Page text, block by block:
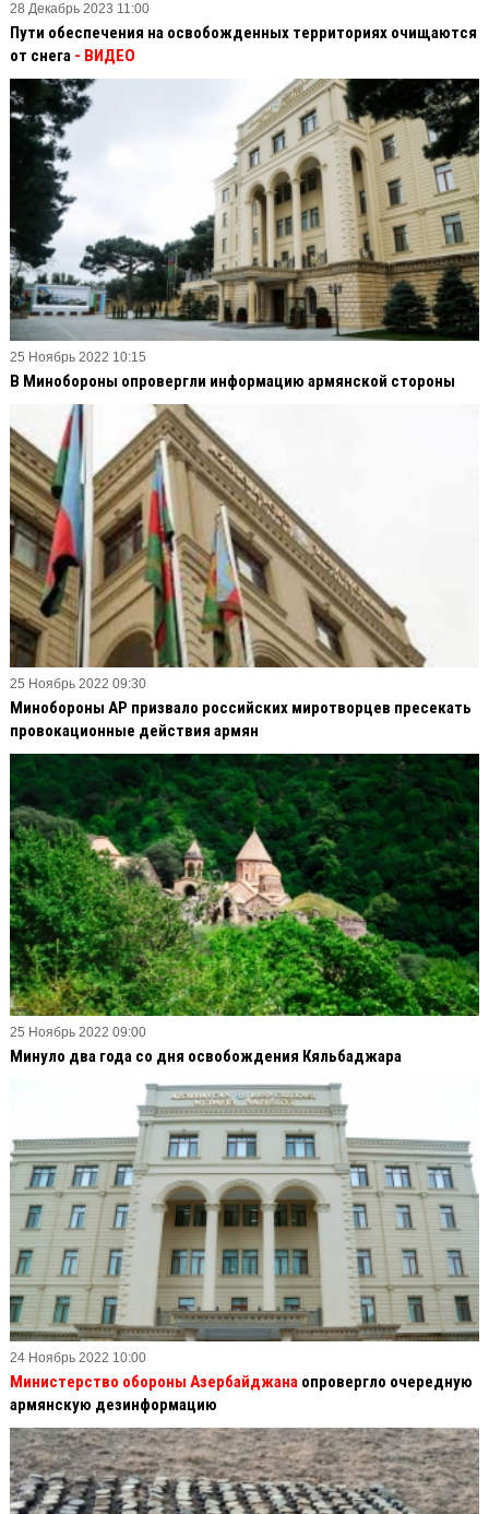
28 Декабрь 2023 11:00
Пути обеспечения на освобожденных территориях очищаются
от снега - ВИДЕО
25 Ноябрь 2022 10:15
В Минобороны опровергли информацию армянской стороны
25 Ноябрь 2022 09:30
Минобороны АР призвало российских миротворцев пресекать
провокационные действия армян
25 Ноябрь 2022 09:00
Минуло два года со дня освобождения Кяльбаджара
24 Ноябрь 2022 10:00
Министерство обороны Азербайджана опровергло очередную
армянскую дезинформацию